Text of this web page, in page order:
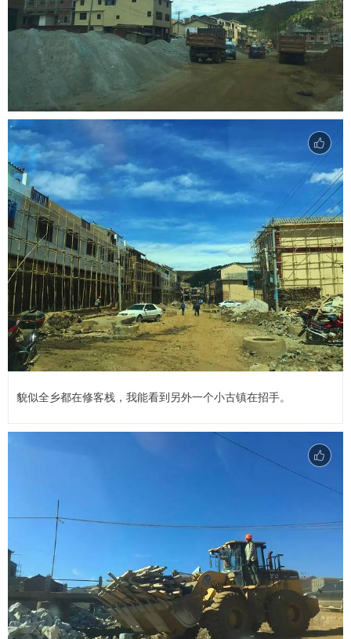
貌似全乡都在修客栈，我能看到另外一个小古镇在招手。